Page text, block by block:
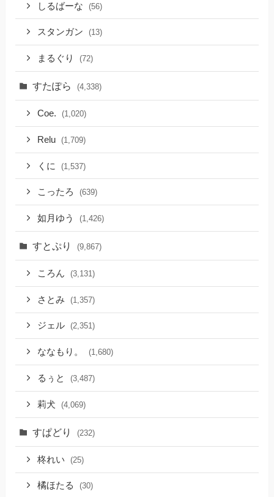
しるばーな (56)
スタンガン (13)
まるぐり (72)
すたぽら (4,338)
Coe. (1,020)
Relu (1,709)
くに (1,537)
こったろ (639)
如月ゆう (1,426)
すとぷり (9,867)
ころん (3,131)
さとみ (1,357)
ジェル (2,351)
ななもり。 (1,680)
るぅと (3,487)
莉犬 (4,069)
すぱどり (232)
柊れい (25)
橘ほたる (30)